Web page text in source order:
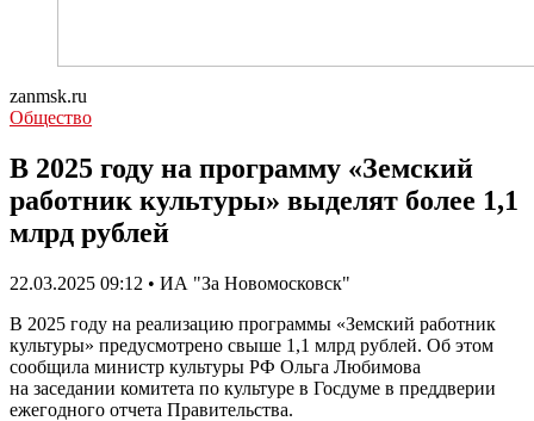
zanmsk.ru
Общество
В 2025 году на программу «Земский
работник культуры» выделят более 1,1
млрд рублей
22.03.2025 09:12 • ИА "За Новомосковск"
В 2025 году на реализацию программы «Земский работник
культуры» предусмотрено свыше 1,1 млрд рублей. Об этом
сообщила министр культуры РФ Ольга Любимова
на заседании комитета по культуре в Госдуме в преддверии
ежегодного отчета Правительства.